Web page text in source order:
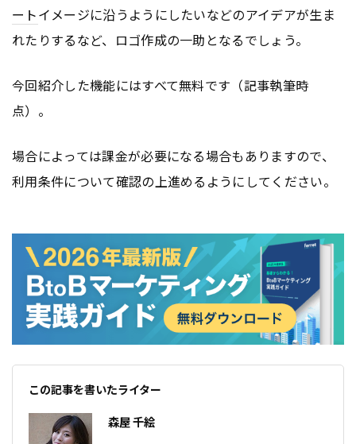
ートイメージに沿うようにしたいなどのアイデアが生ま
れたりするなど、ロゴ作成の一助となるでしょう。
今回紹介した機能にはすべて無料です（記事執筆時
点）。
場合によっては課金が必要になる場合もありますので、
利用条件について確認の上進めるようにしてください。
この記事を書いたライター
森屋 千絵